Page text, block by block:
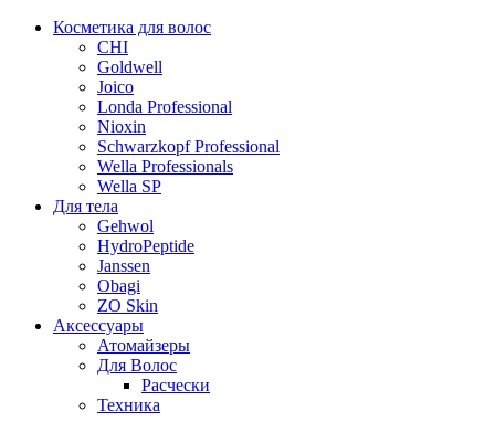
Косметика для волос
CHI
Goldwell
Joico
Londa Professional
Nioxin
Schwarzkopf Professional
Wella Professionals
Wella SP
Для тела
Gehwol
HydroPeptide
Janssen
Obagi
ZO Skin
Aксессуары
Атомайзеры
Для Волос
Расчески
Техника